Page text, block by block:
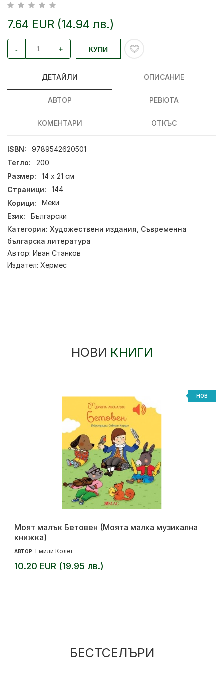
7.64 EUR (14.94 лв.)
- + КУПИ
ДЕТАЙЛИ ОПИСАНИЕ
АВТОР РЕВЮТА
КОМЕНТАРИ ОТКЪС
ISBN:
9789542620501
Тегло:
200
Размер:
14 х 21 см
Страници:
144
Корици:
Меки
Език:
Български
Категории: Художествени издания Съвременна
българска литература
Автор: Иван Станков
Издател: Хермес
НОВИ КНИГИ
НОВ
Моят малък Бетовен (Моята малка музикална
книжка)
АВТОР: Емили Колет
10.20 EUR (19.95 лв.)
БЕСТСЕЛЪРИ